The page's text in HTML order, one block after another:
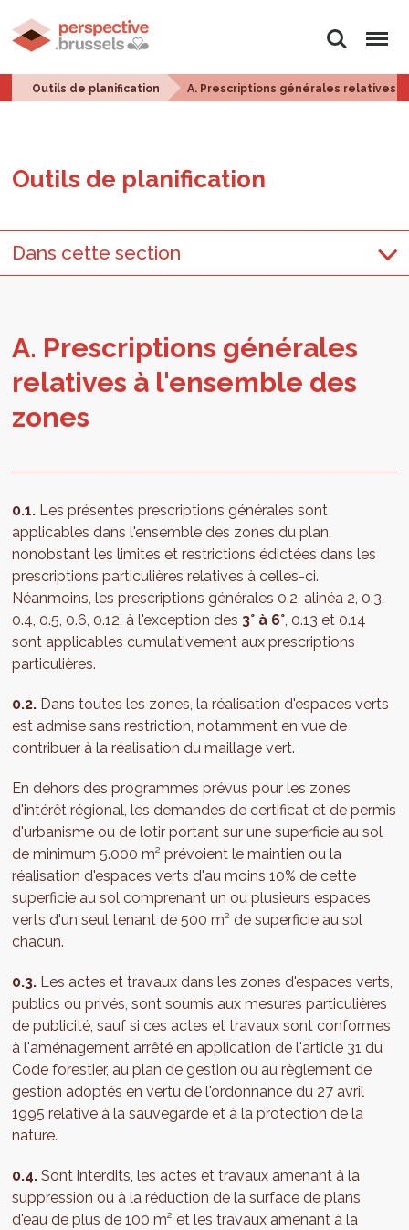
Rechercher
Menu
Outils de planification A. Prescriptions générales relatives
Outils de pla­ni­fi­ca­tion
Dans cette section
A. Pres­crip­tions géné­rales
rela­tives à l'en­semble des
zones
0.1. Les présentes prescriptions générales sont
applicables dans l'ensemble des zones du plan,
nonobstant les limites et restrictions édictées dans les
prescriptions particulières relatives à celles-ci.
Néanmoins, les prescriptions générales 0.2, alinéa 2, 0.3,
0.4, 0.5, 0.6, 0.12, à l'exception des 3° à 6°, 0.13 et 0.14
sont applicables cumulativement aux prescriptions
particulières.
0.2. Dans toutes les zones, la réalisation d'espaces verts
est admise sans restriction, notamment en vue de
contribuer à la réalisation du maillage vert.
En dehors des programmes prévus pour les zones
d'intérêt régional, les demandes de certificat et de permis
d'urbanisme ou de lotir portant sur une superficie au sol
de minimum 5.000 m² prévoient le maintien ou la
réalisation d'espaces verts d'au moins 10% de cette
superficie au sol comprenant un ou plusieurs espaces
verts d'un seul tenant de 500 m² de superficie au sol
chacun.
0.3. Les actes et travaux dans les zones d'espaces verts,
publics ou privés, sont soumis aux mesures particulières
de publicité, sauf si ces actes et travaux sont conformes
à l'aménagement arrêté en application de l'article 31 du
Code forestier, au plan de gestion ou au règlement de
gestion adoptés en vertu de l'ordonnance du 27 avril
1995 relative à la sauvegarde et à la protection de la
nature.
0.4.Sont interdits, les actes et travaux amenant à la
suppression ou à la réduction de la surface de plans
d'eau de plus de 100 m² et les travaux amenant à la